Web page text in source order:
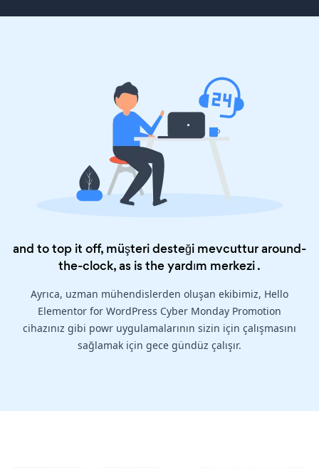
and to top it off, müşteri desteği mevcuttur around-
the-clock, as is theyardım merkezi.
Ayrıca, uzman mühendislerden oluşan ekibimiz, Hello
Elementor for WordPress Cyber Monday Promotion
cihazınız gibi powr uygulamalarının sizin için çalışmasını
sağlamak için gece gündüz çalışır.